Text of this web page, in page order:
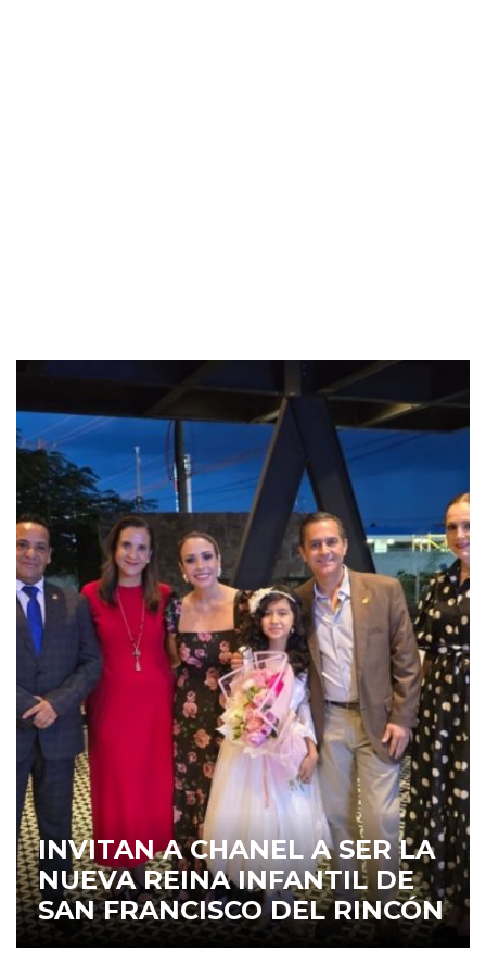
INVITAN A CHANEL A SER LA
NUEVA REINA INFANTIL DE
SAN FRANCISCO DEL RINCÓN